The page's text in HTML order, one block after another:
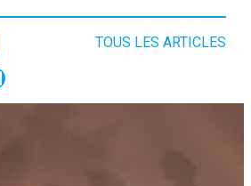
TOUS LES ARTICLES